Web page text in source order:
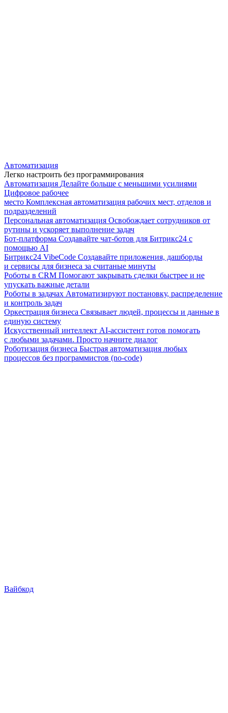
Автоматизация
Легко настроить без программирования
Автоматизация Делайте больше с меньшими усилиями
Цифровое рабочее
место Комплексная автоматизация рабочих мест, отделов и
подразделений
Персональная автоматизация Освобождает сотрудников от
рутины и ускоряет выполнение задач
Бот-платформа Создавайте чат-ботов для Битрикс24 с
помощью AI
Битрикс24 VibeCode Создавайте приложения, дашборды
и сервисы для бизнеса за считаные минуты
Роботы в CRM Помогают закрывать сделки быстрее и не
упускать важные детали
Роботы в задачах Автоматизируют постановку, распределение
и контроль задач
Оркестрация бизнеса Связывает людей, процессы и данные в
единую систему
Искусственный интеллект AI-ассистент готов помогать
с любыми задачами. Просто начните диалог
Роботизация бизнеса Быстрая автоматизация любых
процессов без программистов (no-code)
Вайбкод